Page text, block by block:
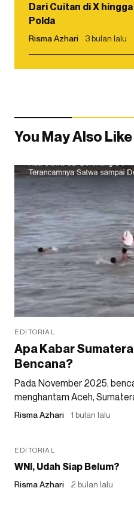
Dari Cuitan di X hingga
Polda
Risma Azhari 3 bulan lalu
You May Also Like
EDITORIAL
Apa Kabar
Bencana?
Pada November 2025,
menghantam Aceh,
Risma Azhari 1 bulan lalu
EDITORIAL
WNI, Udah Siap Belum?
Risma Azhari 2 bulan lalu